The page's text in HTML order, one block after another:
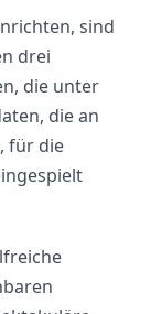
sind
drei
die unter
die an
für die